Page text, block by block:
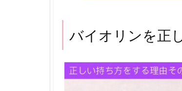
バイオリンを正